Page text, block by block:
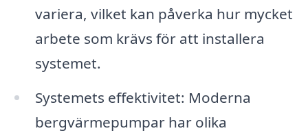
variera, vilket kan påverka hur mycket
arbete som krävs för att installera
systemet.
Systemets effektivitet: Moderna
bergvärmepumpar har olika